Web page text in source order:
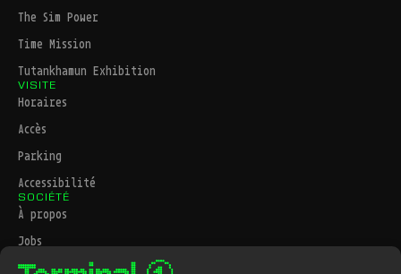
The Sim Power
Time Mission
Tutankhamun Exhibition
VISITE
Horaires
Accès
Parking
Accessibilité
SOCIÉTÉ
À propos
Jobs
Contact